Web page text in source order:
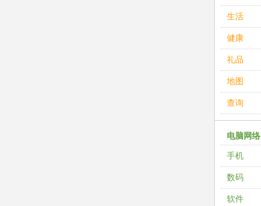
生活
健康
礼品
地图
查询
电脑网络
手机
数码
软件